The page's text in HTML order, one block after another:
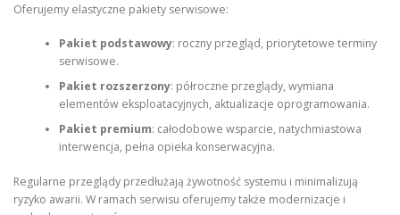
Oferujemy elastyczne pakiety serwisowe:
Pakiet podstawowy: roczny przegląd, priorytetowe terminy
serwisowe.
Pakiet rozszerzony: półroczne przeglądy, wymiana
elementów eksploatacyjnych, aktualizacje oprogramowania.
Pakiet premium: całodobowe wsparcie, natychmiastowa
interwencja, pełna opieka konserwacyjna.
Regularne przeglądy przedłużają żywotność systemu i minimalizują
ryzyko awarii. W ramach serwisu oferujemy także modernizacje i